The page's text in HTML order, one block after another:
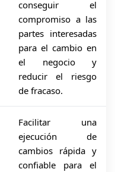
conseguir el
compromiso a las
partes interesadas
para el cambio en
el negocio y
reducir el riesgo
de fracaso.
Facilitar una
ejecución de
cambios rápida y
confiable para el